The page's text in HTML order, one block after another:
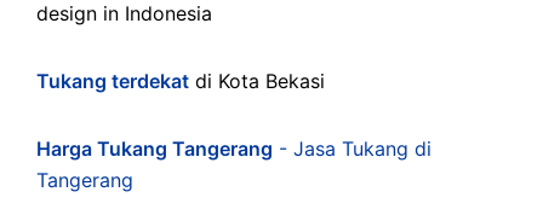
design in Indonesia
Tukang terdekat di Kota Bekasi
Harga Tukang Tangerang - Jasa Tukang di
Tangerang